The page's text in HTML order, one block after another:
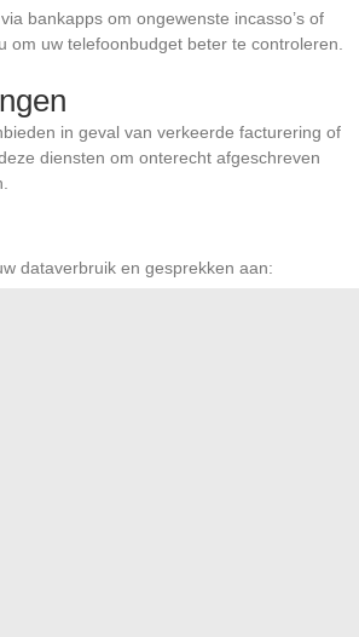
bankapps om ongewenste incasso’s of
uw telefoonbudget beter te controleren.
in geval van verkeerde facturering of
diensten om onterecht afgeschreven
dataverbruik en gesprekken aan: